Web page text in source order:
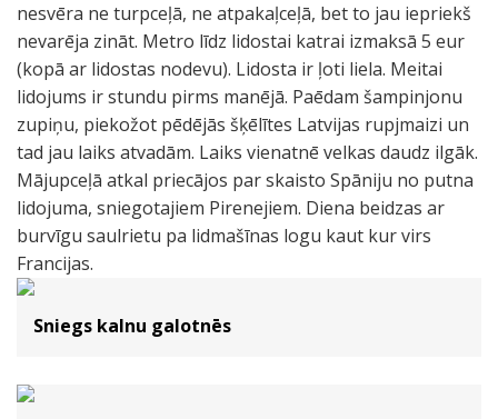
nesvēra ne turpceļā, ne atpakaļceļā, bet to jau iepriekš
nevarēja zināt. Metro līdz lidostai katrai izmaksā 5 eur
(kopā ar lidostas nodevu). Lidosta ir ļoti liela. Meitai
lidojums ir stundu pirms manējā. Paēdam šampinjonu
zupiņu, piekožot pēdējās šķēlītes Latvijas rupjmaizi un
tad jau laiks atvadām. Laiks vienatnē velkas daudz ilgāk.
Mājupceļā atkal priecājos par skaisto Spāniju no putna
lidojuma, sniegotajiem Pirenejiem. Diena beidzas ar
burvīgu saulrietu pa lidmašīnas logu kaut kur virs
Francijas.
Sniegs kalnu galotnēs